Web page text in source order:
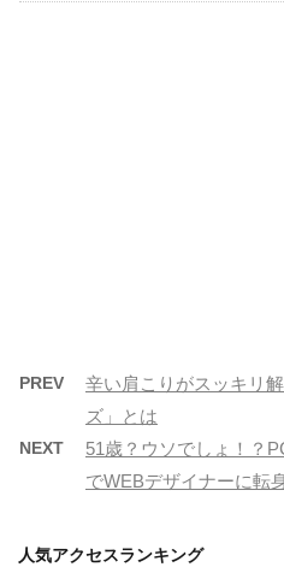
PREV
辛い肩こりがスッキリ
ズ」とは
NEXT
51歳？ウソでしょ！？
でWEBデザイナーに転
人気アクセスランキング